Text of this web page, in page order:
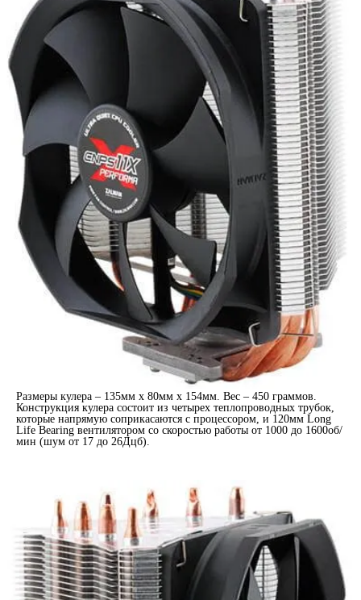
Размеры кулера – 135мм x 80мм x 154мм. Вес – 450 граммов.
Конструкция кулера состоит из четырех теплопроводных трубок,
которые напрямую соприкасаются с процессором, и 120мм Long
Life Bearing вентилятором со скоростью работы от 1000 до 1600об/
мин (шум от 17 до 26Дцб).